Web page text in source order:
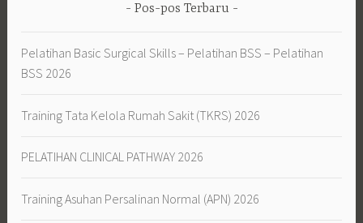
Pos-pos Terbaru
Pelatihan Basic Surgical Skills – Pelatihan BSS – Pelatihan
BSS 2026
Training Tata Kelola Rumah Sakit (TKRS) 2026
PELATIHAN CLINICAL PATHWAY 2026
Training Asuhan Persalinan Normal (APN) 2026